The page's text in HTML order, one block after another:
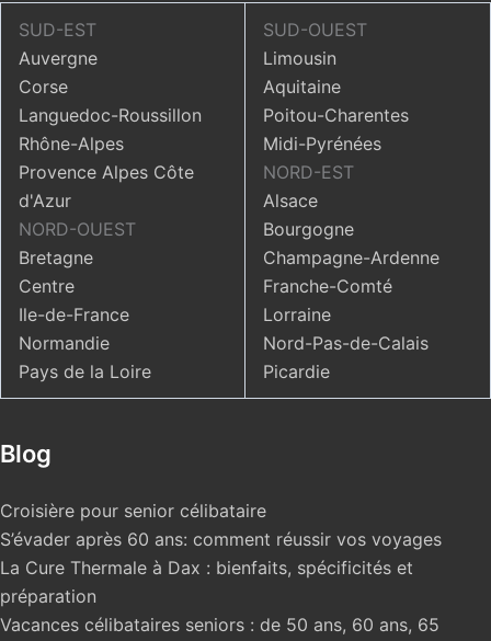
SUD-EST
Auvergne
Corse
Languedoc-Roussillon
Rhône-Alpes
Provence Alpes Côte
d'Azur
NORD-OUEST
Bretagne
Centre
Ile-de-France
Normandie
Pays de la Loire
SUD-OUEST
Limousin
Aquitaine
Poitou-Charentes
Midi-Pyrénées
NORD-EST
Alsace
Bourgogne
Champagne-Ardenne
Franche-Comté
Lorraine
Nord-Pas-de-Calais
Picardie
Blog
Croisière pour senior célibataire
S’évader après 60 ans: comment réussir vos voyages
La Cure Thermale à Dax : bienfaits, spécificités et
préparation
Vacances célibataires seniors : de 50 ans, 60 ans, 65